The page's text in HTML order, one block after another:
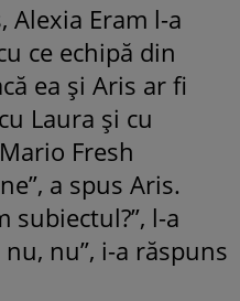
Alexia Eram l-a
ce echipă din
ea și Aris ar fi
Laura și cu
Fresh
a spus Aris.
subiectul?”, l-a
nu”, i-a răspuns